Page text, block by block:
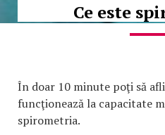
Ce este
În doar 10 minute poţi să
funcţionează la capacitate
spirometria.